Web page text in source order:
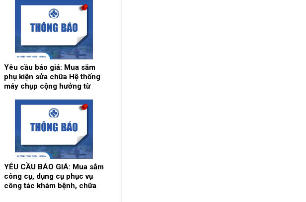
cửa, điều hòa thông gió
phục vụ hoạt động theo yêu
cầu tại Bệnh viện.
Yêu cầu báo giá: Mua sắm
phụ kiện sửa chữa Hệ thống
máy chụp cộng hưởng từ
Siemens tại Trung tâm Chẩn
đoán hình ảnh và Điện
quang can thiệp.
YÊU CẦU BÁO GIÁ: Mua sắm
công cụ, dụng cụ phục vụ
công tác khám bệnh, chữa